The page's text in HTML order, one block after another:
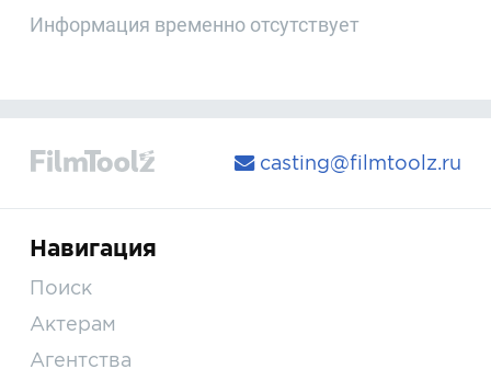
Информация временно отсутствует
casting@filmtoolz.ru
Навигация
Поиск
Актерам
Агентства